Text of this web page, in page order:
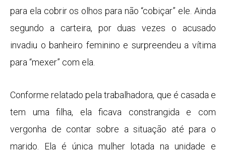
para ela cobrir os olhos para não “cobiçar” ele. Ainda
segundo a carteira, por duas vezes o acusado
invadiu o banheiro feminino e surpreendeu a vítima
para “mexer” com ela.
Conforme relatado pela trabalhadora, que é casada e
tem uma filha, ela ficava constrangida e com
vergonha de contar sobre a situação até para o
marido. Ela é única mulher lotada na unidade e